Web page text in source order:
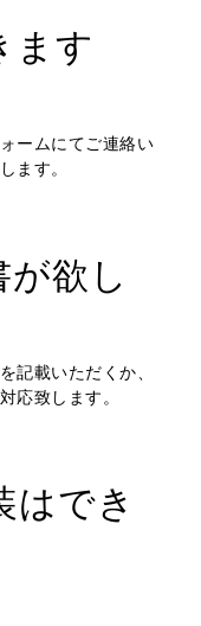
ます
ームにてご連絡い
ます。
が欲し
記載いただくか、
応致します。
はでき